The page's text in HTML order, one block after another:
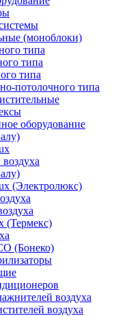
(моноблоки)
типа
типа
типа
потолочного типа
оборудование
(Электролюкс)
(Термекс)
(Бонеко)
воздуха
воздуха